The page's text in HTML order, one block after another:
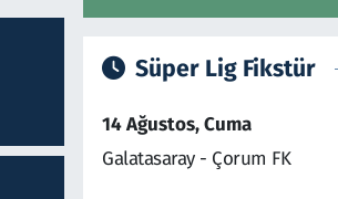
Süper Lig Fikstür
14 Ağustos, Cuma
Galatasaray - Çorum FK